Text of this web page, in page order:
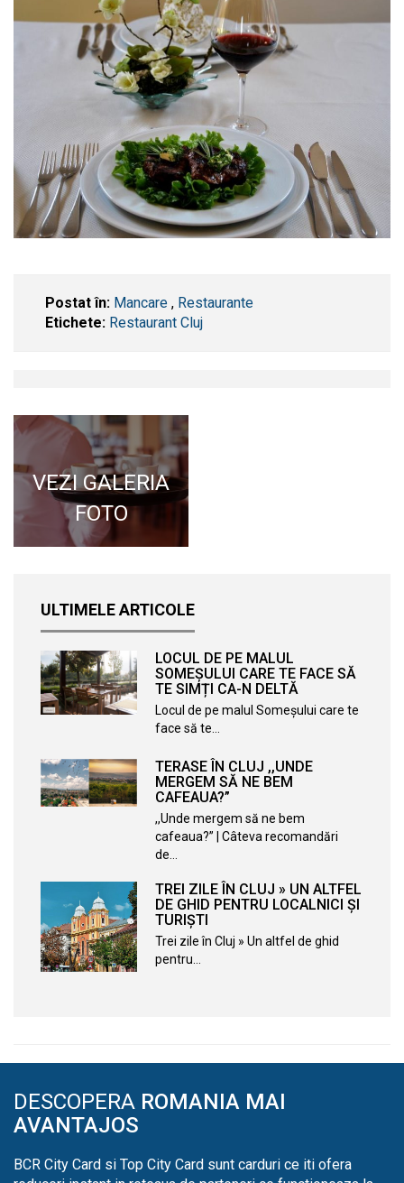
Postat în: Mancare , Restaurante
Etichete: Restaurant Cluj
VEZI GALERIA
FOTO
ULTIMELE ARTICOLE
LOCUL DE PE MALUL
SOMEȘULUI CARE TE FACE SĂ
TE SIMȚI CA-N DELTĂ
Locul de pe malul Someșului care te
face să te…
TERASE ÎN CLUJ ,,UNDE
MERGEM SĂ NE BEM
CAFEAUA?”
,,Unde mergem să ne bem
cafeaua?” | Câteva recomandări
de…
TREI ZILE ÎN CLUJ » UN ALTFEL
DE GHID PENTRU LOCALNICI ȘI
TURIȘTI
Trei zile în Cluj » Un altfel de ghid
pentru…
DESCOPERA ROMANIA MAI
AVANTAJOS
BCR City Card si Top City Card sunt carduri ce iti ofera